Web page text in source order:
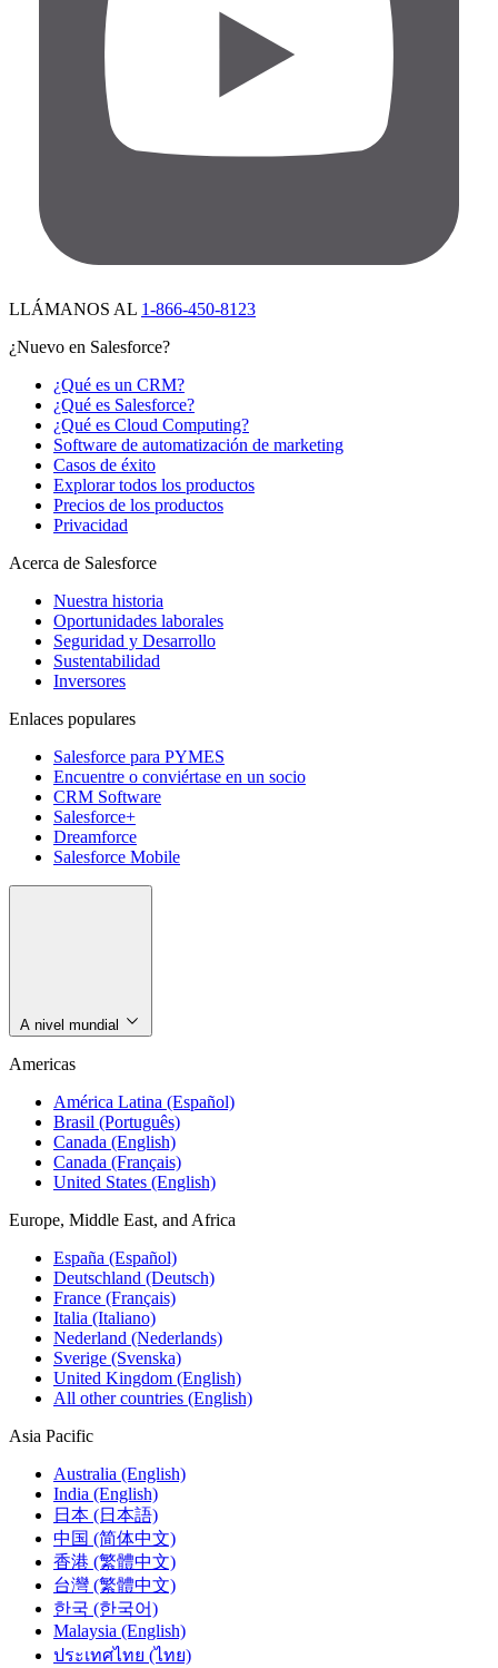
LLÁMANOS AL 1-866-450-8123
¿Nuevo en Salesforce?
¿Qué es un CRM?
¿Qué es Salesforce?
¿Qué es Cloud Computing?
Software de automatización de marketing
Casos de éxito
Explorar todos los productos
Precios de los productos
Privacidad
Acerca de Salesforce
Nuestra historia
Oportunidades laborales
Seguridad y Desarrollo
Sustentabilidad
Inversores
Enlaces populares
Salesforce para PYMES
Encuentre o conviértase en un socio
CRM Software
Salesforce+
Dreamforce
Salesforce Mobile
A nivel mundial
Americas
América Latina (Español)
Brasil (Português)
Canada (English)
Canada (Français)
United States (English)
Europe, Middle East, and Africa
España (Español)
Deutschland (Deutsch)
France (Français)
Italia (Italiano)
Nederland (Nederlands)
Sverige (Svenska)
United Kingdom (English)
All other countries (English)
Asia Pacific
Australia (English)
India (English)
日本 (日本語)
中国 (简体中文)
香港 (繁體中文)
台灣 (繁體中文)
한국 (한국어)
Malaysia (English)
ประเทศไทย (ไทย)